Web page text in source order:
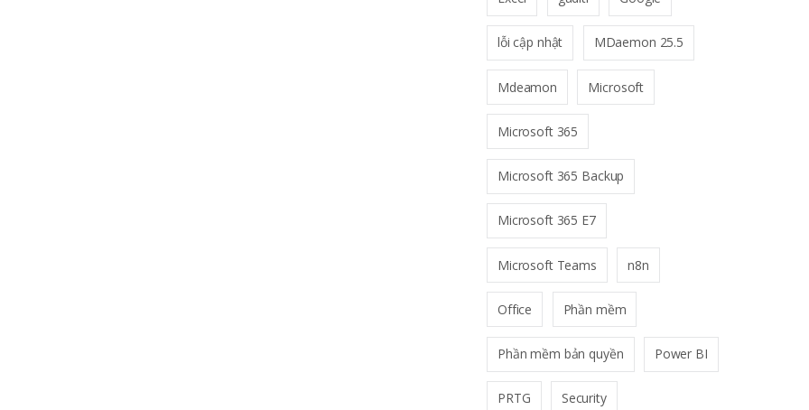
lỗi cập nhật MDaemon 25.5
Mdeamon Microsoft
Microsoft 365
Microsoft 365 Backup
Microsoft 365 E7
Microsoft Teams n8n
Office Phần mềm
Phần mềm bản quyền Power BI
PRTG Security